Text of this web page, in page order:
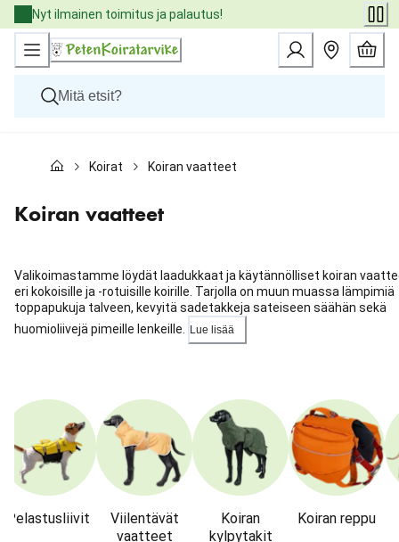
Skip
to
Content
Nyt ilmainen toimitus ja palautus!
Kissat
Eläinlääkäriruoat
Tuotemerkit
Palvelut
Koirat Koiran vaatteet
Koiran vaatteet
Valikoimastamme löydät laadukkaat ja käytännölliset koiran
eri kokoisille ja -rotuisille koirille. Tarjolla on muun muassa lämpimiä
toppapukuja talveen, kevyitä sadetakkeja sateiseen säähän sekä
huomioliivejä pimeille lenkeille.
Lue lisää
Ohita
Pelastusliivit
Viilentävät
vaatteet
Koiran
kylpytakit
Koiran reppu